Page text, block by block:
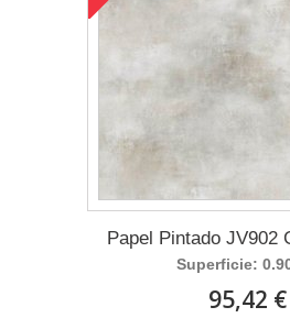
Papel Pintado JV902
Superficie:
95,42 €